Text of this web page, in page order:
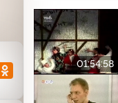
01:54:58